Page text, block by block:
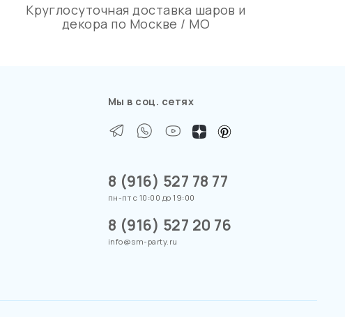
Круглосуточная доставка шаров и
декора по Москве / МО
Мы в соц. сетях
8 (916) 527 78 77
пн-пт с 10:00 до 19:00
8 (916) 527 20 76
info@sm-party.ru